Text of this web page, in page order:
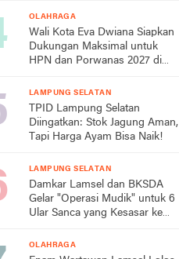
OLAHRAGA
Wali Kota Eva Dwiana Siapkan
Dukungan Maksimal untuk
HPN dan Porwanas 2027 di
LAMPUNG SELATAN
TPID Lampung Selatan
Diingatkan: Stok Jagung Aman,
Tapi Harga Ayam Bisa Naik!
LAMPUNG SELATAN
Damkar Lamsel dan BKSDA
Gelar "Operasi Mudik" untuk 6
Ular Sanca yang Kesasar ke
OLAHRAGA